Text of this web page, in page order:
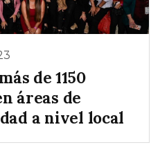
de 1150
áreas de
a nivel local